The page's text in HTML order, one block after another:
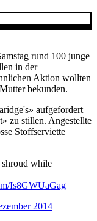
rund 100 junge
in der
Aktion wollten
bekunden.
aufgefordert
zu stillen. Angestellte
Stoffserviette
while
Is8GWUaGag
2014